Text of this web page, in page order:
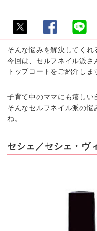
そんな悩みを解決してくれ
今回は、セルフネイル派さ
トップコートをご紹介し
子育て中のママにも嬉しい
そんなセルフネイル派の悩
ね。
セシェ／セシェ・ヴ